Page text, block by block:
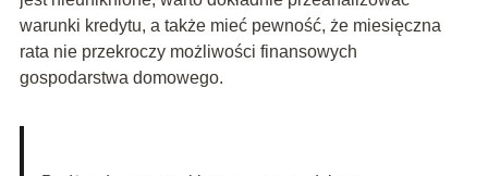
warunki kredytu, a także mieć pewność, że miesięczna
rata nie przekroczy możliwości finansowych
gospodarstwa domowego.